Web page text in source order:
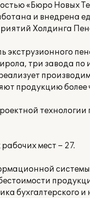
«Бюро Новых
и внедрена
Холдинга
три завода по
продукцию более
мест – 27.
системы
бухгалтерского